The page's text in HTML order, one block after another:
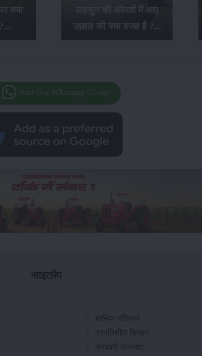
क्या
लहसुन की कीमतों में आए
उछाल की क्या वजह है ?...
Join Our Whatsapp Group